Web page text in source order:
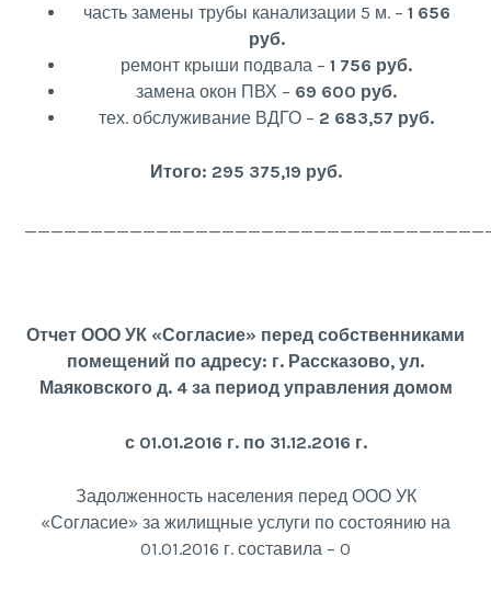
часть замены трубы канализации 5 м. – 1 656
руб.
ремонт крыши подвала –1 756 руб.
замена окон ПВХ – 69 600 руб.
тех. обслуживание ВДГО – 2 683,57 руб.
Итого: 295 375,19 руб.
Отчет ООО УК «Согласие» перед собственниками
помещений по адресу: г. Рассказово, ул.
Маяковского д. 4 за период управления домом
с 01.01.2016 г. по 31.12.2016 г.
Задолженность населения перед ООО УК
«Согласие» за жилищные услуги по состоянию на
01.01.2016 г. составила – 0